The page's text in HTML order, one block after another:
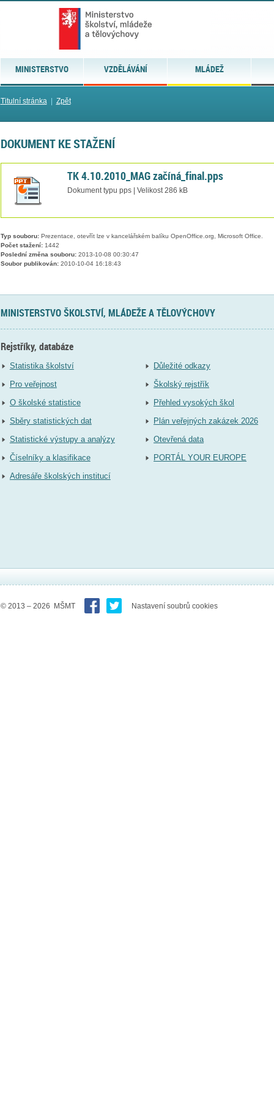
MINISTERSTVO VZDĚLÁVÁNÍ MLÁDEŽ
Titulní stránka| Zpět
DOKUMENT KE STAŽENÍ
TK 4.10.2010_MAG začíná_final.pps
Dokument typu pps | Velikost 286 kB
Typ souboru:Prezentace, otevřít lze v kancelářském balíku OpenOffice.org, Microsoft Office.
Počet stažení:1442
Poslední změna souboru:2013-10-08 00:30:47
Soubor publikován:2010-10-04 16:18:43
MINISTERSTVO ŠKOLSTVÍ, MLÁDEŽE A TĚLOVÝCHOVY
Rejstříky, databáze
Statistika školství
Pro veřejnost
O školské statistice
Sběry statistických dat
Statistické výstupy a analýzy
Číselníky a klasifikace
Adresáře školských institucí
Důležité odkazy
Školský rejstřík
Přehled vysokých škol
Plán veřejných zakázek 2026
Otevřená data
PORTÁL YOUR EUROPE
© 2013 – 2026 MŠMT Nastavení soubrů cookies